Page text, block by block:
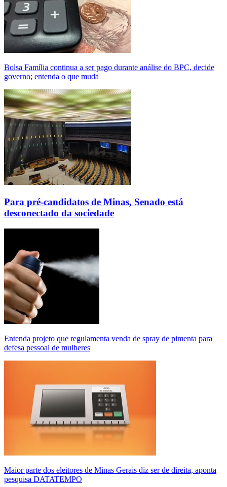
Bolsa Família continua a ser pago durante análise do BPC, decide
governo; entenda o que muda
Para pré-candidatos de Minas, Senado está
desconectado da sociedade
Entenda projeto que regulamenta venda de spray de pimenta para
defesa pessoal de mulheres
Maior parte dos eleitores de Minas Gerais diz ser de direita, aponta
pesquisa DATATEMPO